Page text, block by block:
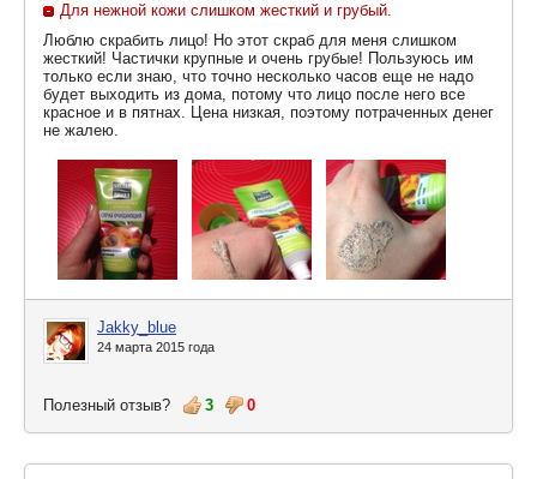
Для нежной кожи слишком жесткий и грубый.
Люблю скрабить лицо! Но этот скраб для меня слишком
жесткий! Частички крупные и очень грубые! Пользуюсь им
только если знаю, что точно несколько часов еще не надо
будет выходить из дома, потому что лицо после него все
красное и в пятнах. Цена низкая, поэтому потраченных денег
не жалею.
Jakky_blue
24 марта 2015 года
Полезный отзыв? 3 0